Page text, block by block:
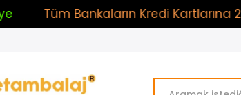
Tüm Bankaların Kredi Kartlarına 2.000